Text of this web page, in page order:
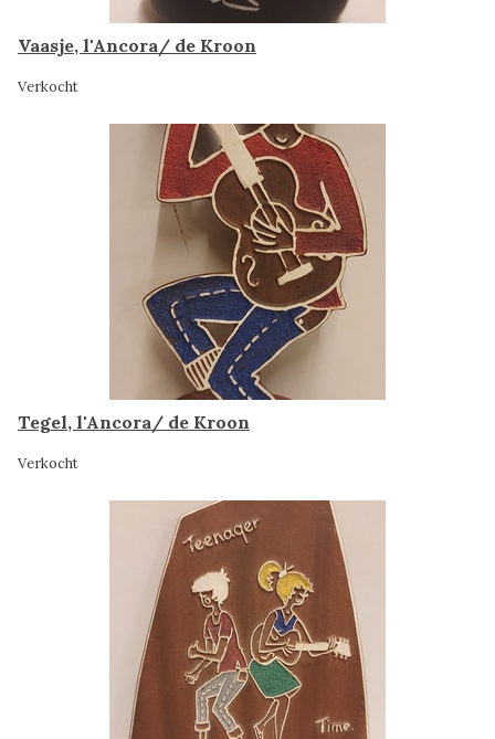
Vaasje, l'Ancora/ de Kroon
Verkocht
Tegel, l'Ancora/ de Kroon
Verkocht